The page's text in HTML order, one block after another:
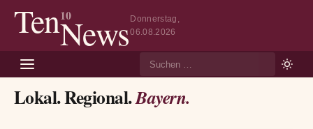
Ten10
NewsDonnerstag,
06.08.2026
Lokal. Regional.Bayern.